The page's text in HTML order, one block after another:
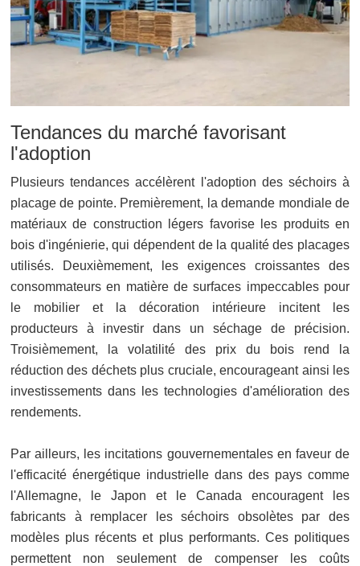
Tendances du marché favorisant
l'adoption
Plusieurs tendances accélèrent l'adoption des séchoirs à
placage de pointe. Premièrement, la demande mondiale de
matériaux de construction légers favorise les produits en
bois d'ingénierie, qui dépendent de la qualité des placages
utilisés. Deuxièmement, les exigences croissantes des
consommateurs en matière de surfaces impeccables pour
le mobilier et la décoration intérieure incitent les
producteurs à investir dans un séchage de précision.
Troisièmement, la volatilité des prix du bois rend la
réduction des déchets plus cruciale, encourageant ainsi les
investissements dans les technologies d'amélioration des
rendements.
Par ailleurs, les incitations gouvernementales en faveur de
l'efficacité énergétique industrielle dans des pays comme
l'Allemagne, le Japon et le Canada encouragent les
fabricants à remplacer les séchoirs obsolètes par des
modèles plus récents et plus performants. Ces politiques
permettent non seulement de compenser les coûts